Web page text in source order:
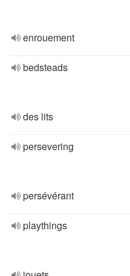
enrouement
bedsteads
des lits
persevering
persévérant
playthings